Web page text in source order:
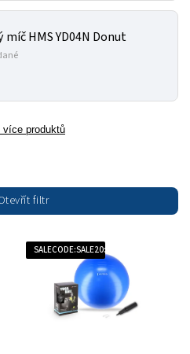
HMS YD04N Donut
více produktů
filtr
SALECODE:SALE20:20:%